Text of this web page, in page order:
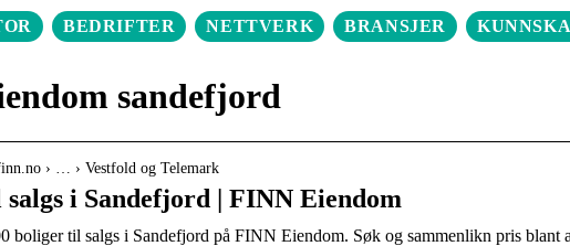
BEDRIFTER NETTVERK BRANSJER
sandefjord
› … › Vestfold og Telemark
i Sandefjord | FINN Eiendom
boliger til salgs i Sandefjord på FINN Eiendom. Søk og sammenlikn pris blant